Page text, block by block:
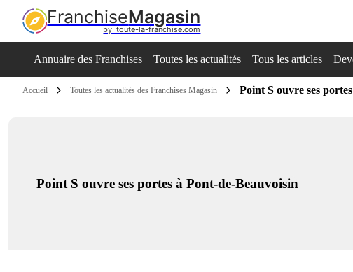
FranchiseMagasin
by  toute-la-franchise.com
Annuaire des Franchises Toutes les actualités Tous les articles
Accueil Toutes les actualités des Franchises Magasin Point S ouvre ses
Point S ouvre ses portes à Pont-de-Beauvoisin